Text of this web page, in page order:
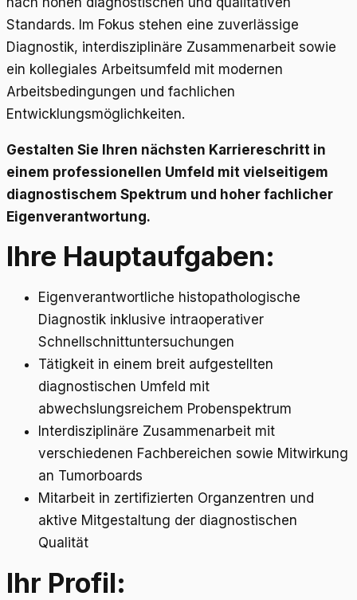
Standards. Im Fokus stehen eine zuverlässige
Diagnostik, interdisziplinäre Zusammenarbeit sowie
ein kollegiales Arbeitsumfeld mit modernen
Arbeitsbedingungen und fachlichen
Entwicklungsmöglichkeiten.
Gestalten Sie Ihren nächsten Karriereschritt in
einem professionellen Umfeld mit vielseitigem
diagnostischem Spektrum und hoher fachlicher
Eigenverantwortung.
Ihre Hauptaufgaben:
Eigenverantwortliche histopathologische
Diagnostik inklusive intraoperativer
Schnellschnittuntersuchungen
Tätigkeit in einem breit aufgestellten
diagnostischen Umfeld mit
abwechslungsreichem Probenspektrum
Interdisziplinäre Zusammenarbeit mit
verschiedenen Fachbereichen sowie Mitwirkung
an Tumorboards
Mitarbeit in zertifizierten Organzentren und
aktive Mitgestaltung der diagnostischen
Qualität
Ihr Profil: